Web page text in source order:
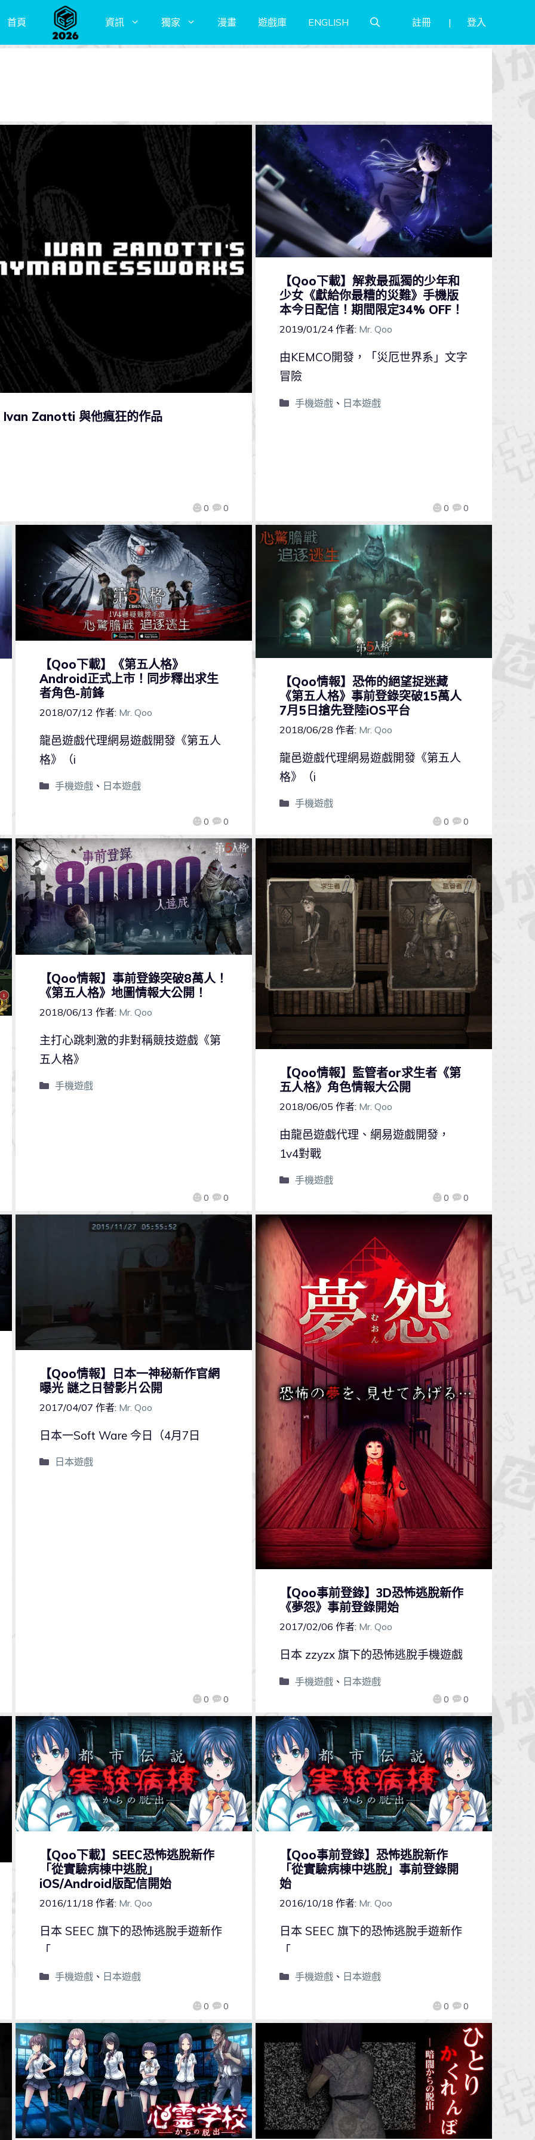
首頁 資訊 獨家 漫畫 遊戲庫 ENGLISH 註冊 登入
Zanotti 與他瘋狂的作品
0 0
【Qoo下載】解救最孤獨的少年和
少女《獻給你最糟的災難》手機版
本今日配信！期間限定34% OFF！
2019/01/24 作者: Mr. Qoo
0 0
由KEMCO開發，「災厄世界系」文字
冒險
手機遊戲、 日本遊戲
【Qoo下載】《第五人格》
Android正式上市！同步釋出求生
者角色-前鋒
2018/07/12 作者: Mr. Qoo
0 0
龍邑遊戲代理網易遊戲開發《第五人
格》（i
手機遊戲、 日本遊戲
【Qoo情報】恐佈的絕望捉迷藏
《第五人格》事前登錄突破15萬人
7月5日搶先登陸iOS平台
2018/06/28 作者: Mr. Qoo
0 0
龍邑遊戲代理網易遊戲開發《第五人
格》（i
手機遊戲
【Qoo情報】事前登錄突破8萬人！
《第五人格》地圖情報大公開！
2018/06/13 作者: Mr. Qoo
0 0
主打心跳刺激的非對稱競技遊戲《第
五人格》
手機遊戲
【Qoo情報】監管者or求生者《第
五人格》角色情報大公開
2018/06/05 作者: Mr. Qoo
0 0
由龍邑遊戲代理、網易遊戲開發，
1v4對戰
手機遊戲
【Qoo情報】日本一神秘新作官網
曝光 謎之日替影片公開
2017/04/07 作者: Mr. Qoo
0 0
日本一Soft Ware 今日（4月7日
日本遊戲
【Qoo事前登錄】3D恐怖逃脫新作
《夢怨》事前登錄開始
2017/02/06 作者: Mr. Qoo
0 0
日本 zzyzx 旗下的恐怖逃脫手機遊戲
手機遊戲、 日本遊戲
【Qoo下載】SEEC恐怖逃脫新作
「從實驗病棟中逃脫」
iOS/Android版配信開始
2016/11/18 作者: Mr. Qoo
0 0
日本 SEEC 旗下的恐怖逃脫手遊新作
「
手機遊戲、 日本遊戲
【Qoo事前登錄】恐怖逃脫新作
「從實驗病棟中逃脫」事前登錄開
始
2016/10/18 作者: Mr. Qoo
0 0
日本 SEEC 旗下的恐怖逃脫手遊新作
「
手機遊戲、 日本遊戲